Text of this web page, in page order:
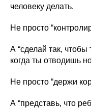
человеку делать.
Не просто
А “сделай так,
когда ты отводишь
Не просто “держи
А “представь, что